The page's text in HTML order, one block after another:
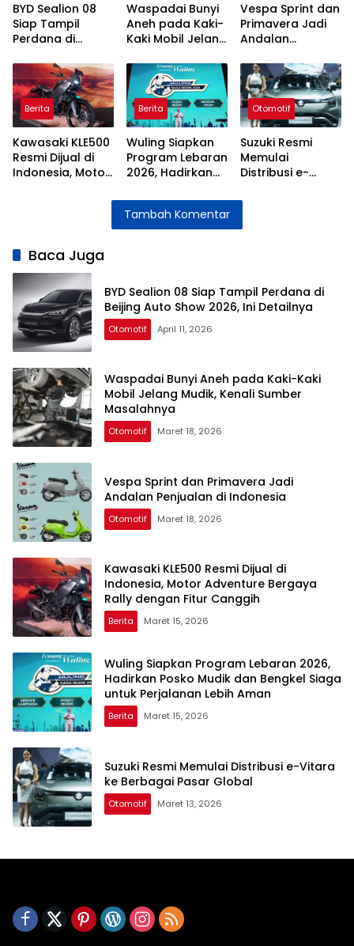
BYD Sealion 08
Siap Tampil
Perdana di
2026, Ini
Detailnya
Waspadai Bunyi
Aneh pada Kaki-
Kaki Mobil Jelang
Sumber
Masalahnya
Vespa Sprint dan
Primavera Jadi
Andalan
Indonesia
Berita
Kawasaki KLE500
Resmi Dijual di
Indonesia, Motor
Berita
Wuling Siapkan
Program Lebaran
2026, Hadirkan
Bengkel Siaga
untuk Perjalanan
Lebih Aman
Otomotif
Suzuki Resmi
Memulai
Distribusi e-
Berbagai Pasar
Tambah Komentar
Baca Juga
BYD Sealion 08 Siap Tampil Perdana di
Beijing Auto Show 2026, Ini Detailnya
Otomotif April 11, 2026
Waspadai Bunyi Aneh pada Kaki-Kaki
Mobil Jelang Mudik, Kenali Sumber
Masalahnya
Otomotif Maret 18, 2026
Vespa Sprint dan Primavera Jadi
Andalan Penjualan di Indonesia
Otomotif Maret 18, 2026
Kawasaki KLE500 Resmi Dijual di
Indonesia, Motor Adventure Bergaya
Rally dengan Fitur Canggih
Berita Maret 15, 2026
Wuling Siapkan Program Lebaran 2026,
Hadirkan Posko Mudik dan Bengkel Siaga
untuk Perjalanan Lebih Aman
Berita Maret 15, 2026
Suzuki Resmi Memulai Distribusi e-Vitara
ke Berbagai Pasar Global
Otomotif Maret 13, 2026